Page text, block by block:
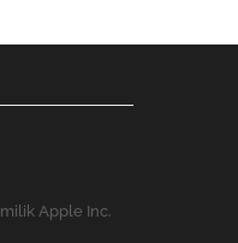
Apple Inc.